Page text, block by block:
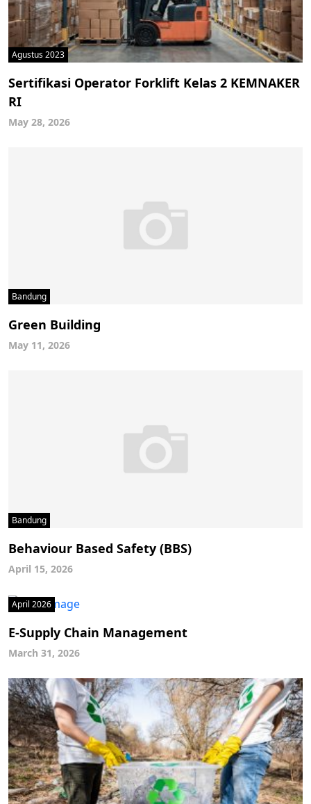
Agustus 2023
Sertifikasi Operator Forklift Kelas 2 KEMNAKER
RI
May 28, 2026
Bandung
Green Building
May 11, 2026
Bandung
Behaviour Based Safety (BBS)
April 15, 2026
April 2026
E-Supply Chain Management
March 31, 2026